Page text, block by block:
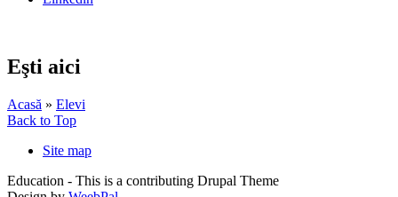
Eşti aici
Acasă » Elevi
Back to Top
Site map
Education - This is a contributing Drupal Theme